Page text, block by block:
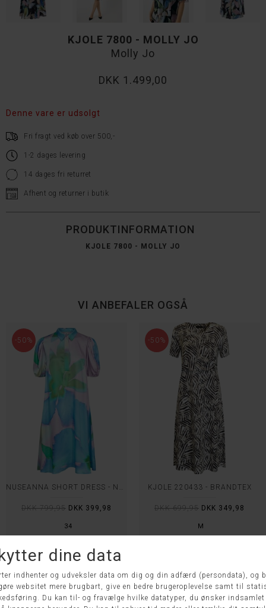
KJOLE 7800 - MOLLY JO
Molly Jo
DKK 1.499,00
Denne vare er udsolgt
Fri fragt ved køb over 500,-
1-2 dages levering
14 dages fri returret
Afhent og returner i butik
PRODUKTINFORMATION
KJOLE 7800 - MOLLY JO
VI ANBEFALER OGSÅ
-50%
34
NUSEANNA SHORT DRESS - NÜMPH
DKK 799,95 DKK 399,98
-50%
M
KJOLE 220433 - BRANDTEX
DKK 699,95 DKK 349,98
-50%